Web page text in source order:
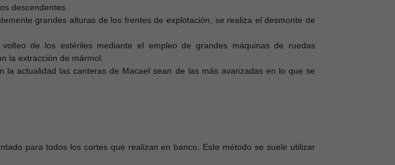
descendentes.
grandes alturas de los frentes de explotación, se realiza el desmonte de
de los estériles mediante el empleo de grandes máquinas de ruedas
la extracción de mármol.
actualidad las canteras de Macael sean de las más avanzadas en lo que se
para todos los cortes que realizan en banco. Este método se suele utilizar